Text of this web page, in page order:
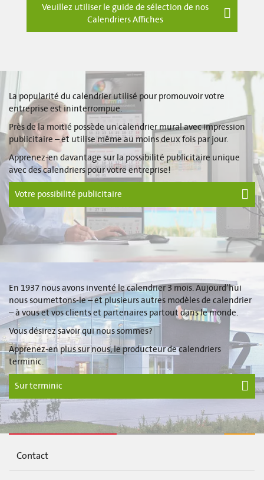
Veuillez utiliser le guide de sélection de nos
Calendriers Affiches
La popularité du calendrier utilisé pour promouvoir votre
entreprise est ininterrompue.
Près de la moitié possède un calendrier mural avec impression
publicitaire – et utilise même au moins deux fois par jour.
Apprenez-en davantage sur la possibilité publicitaire unique
avec des calendriers pour votre entreprise!
Votre possibilité publicitaire
En 1937 nous avons inventé le calendrier 3 mois. Aujourd’hui
nous soumettons-le – et plusieurs autres modèles de calendrier
– à vous et vos clients et partenaires partout dans le monde.
Vous désirez savoir qui nous sommes?
Apprenez-en plus sur nous, le producteur de calendriers
terminic.
Sur terminic
Contact